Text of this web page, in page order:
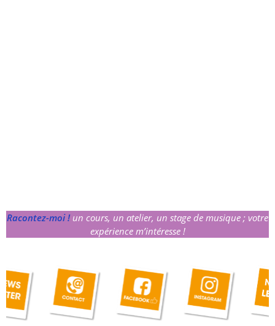
Racontez-moi ! un cours, un atelier, un stage de musique ; votre
expérience m’intéresse !